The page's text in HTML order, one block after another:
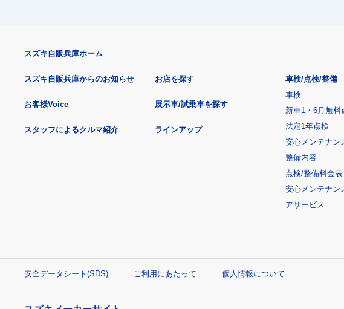
スズキ自販兵庫ホーム
スズキ自販兵庫からのお知らせ
お客様Voice
スタッフによるクルマ紹介
お店を探す
展示車/試乗車を探す
ラインアップ
車検/点検/整備
車検
新車1・6月無料
法定1年点検
安心メンテナン
整備内容
点検/整備料金表
安心メンテナン
アサービス
安全データシート(SDS) ご利用にあたって 個人情報について